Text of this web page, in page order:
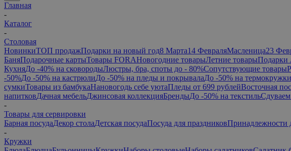
Главная
-
Каталог
-
Столовая
НовинкиТОП продажПодарки на новый год8 Марта14 ФевраляМасленица23
БаняПодарочные картыТовары FORAНовогодние товарыЛетние товары
КухняДо -40% на сковородыЛюстры, бра, споты до - 80%Сопутствующие товары
-50%До -50% на кастрюлиДо -50% на пледы и покрывалаДо -50% на
сумкиТовары из бамбукаНановогодь себе уютаПледы от 699 рублейВосточная
напитковДачная мебельДжинсовая коллекцияБрендыДо -50% на текстиль
-
Товары для сервировки
Барная посудаДекор столаДетская посудаПосуда для праздниковПринадлежности
-
Кружки